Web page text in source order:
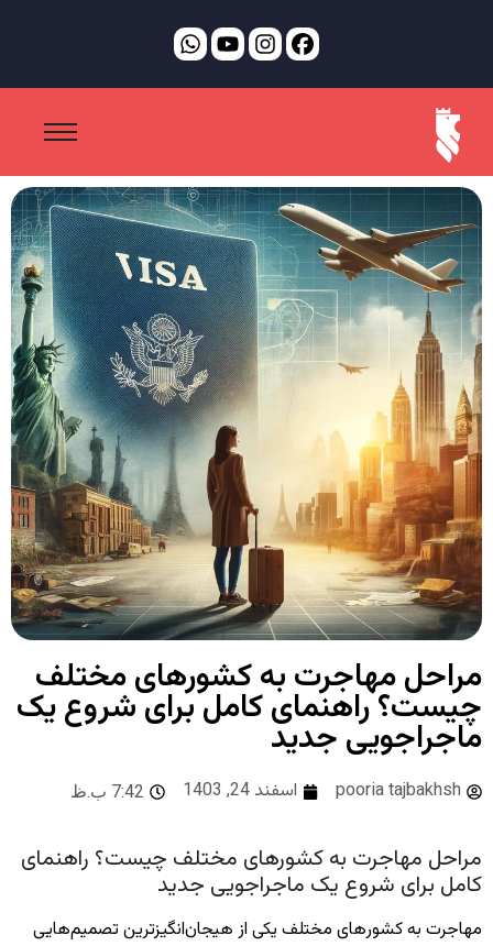
مراحل مهاجرت به کشورهای مختلف
چیست؟ راهنمای کامل برای شروع یک
ماجراجویی جدید
pooria tajbakhsh اسفند 24, 1403 7:42 ب.ظ
مراحل مهاجرت به کشورهای مختلف چیست؟ راهنمای
کامل برای شروع یک ماجراجویی جدید
مهاجرت به کشورهای مختلف یکی از هیجان‌انگیزترین تصمیم‌هایی